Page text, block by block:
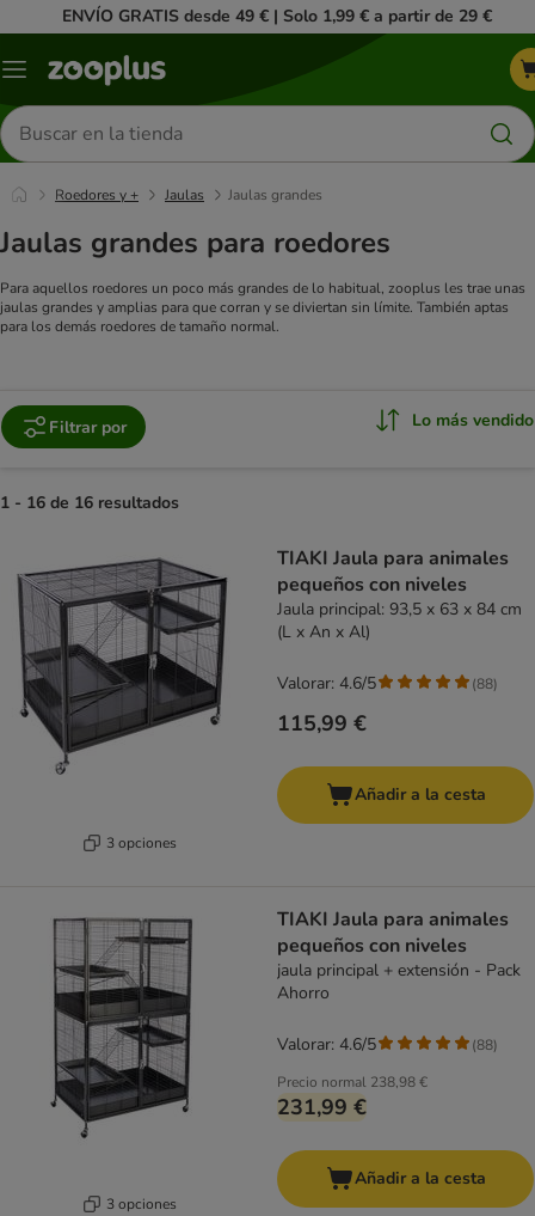
ENVÍO GRATIS desde 49 € | Solo 1,99 € a partir de 29 €
Menú
Buscar
productos
Roedores y + Jaulas Jaulas grandes
Jaulas grandes para roedores
Para aquellos roedores un poco más grandes de lo habitual, zooplus les trae unas
jaulas grandes y amplias para que corran y se diviertan sin límite. También aptas
para los demás roedores de tamaño normal.
Filtrar por Lo más vendido
1 - 16 de 16 resultados
3 opciones
TIAKI Jaula para animales
pequeños con niveles
Jaula principal: 93,5 x 63 x 84 cm
(L x An x Al)
115,99 €
Valorar: 4.6/5 (88)
Añadir a la cesta
3 opciones
TIAKI Jaula para animales
pequeños con niveles
jaula principal + extensión - Pack
Ahorro
Precio normal 238,98 €
231,99 €
Valorar: 4.6/5 (88)
Añadir a la cesta